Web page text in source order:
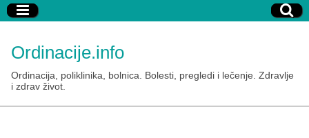
Ordinacije.info
Ordinacija, poliklinika, bolnica. Bolesti, pregledi i lečenje. Zdravlje
i zdrav život.